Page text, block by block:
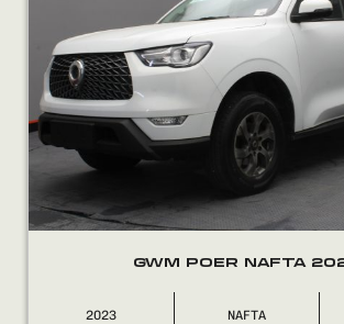
COMPRÁ
VENDÉ
FINANCIÁ
NOSOTROS
CONTACTO
GWM POER NAFTA
2023 NAFTA